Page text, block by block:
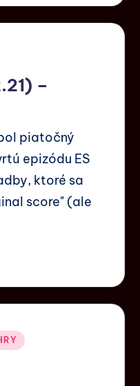
–
piatočný
epizódu ES
ktoré sa
score" (ale